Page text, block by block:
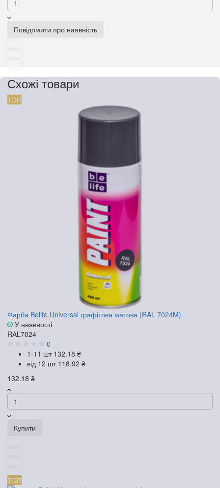
Повідомити про наявність
Схожі товари
ТОП
Фарба Belife Universal графітова матова (RAL 7024M)
У наявності
RAL7024
0
1-11 шт 132.18 ₴
від 12 шт 118.92 ₴
132.18 ₴
Купити
ТОП